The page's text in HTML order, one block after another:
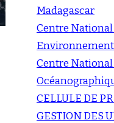
Madagascar
Centre
Environnement
Centre
CELLULE DE
GESTION DES